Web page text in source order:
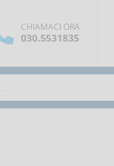
CHIAMACI ORA
030.5531835